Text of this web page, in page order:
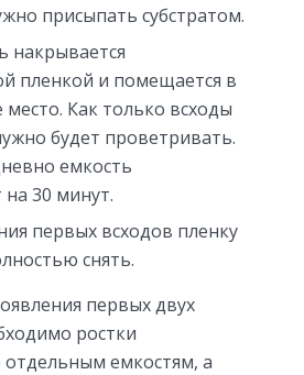
присыпать субстратом.
накрывается
пленкой и помещается в
место. Как только всходы
будет проветривать.
емкость
30 минут.
первых всходов пленку
снять.
первых двух
ростки
емкостям, а